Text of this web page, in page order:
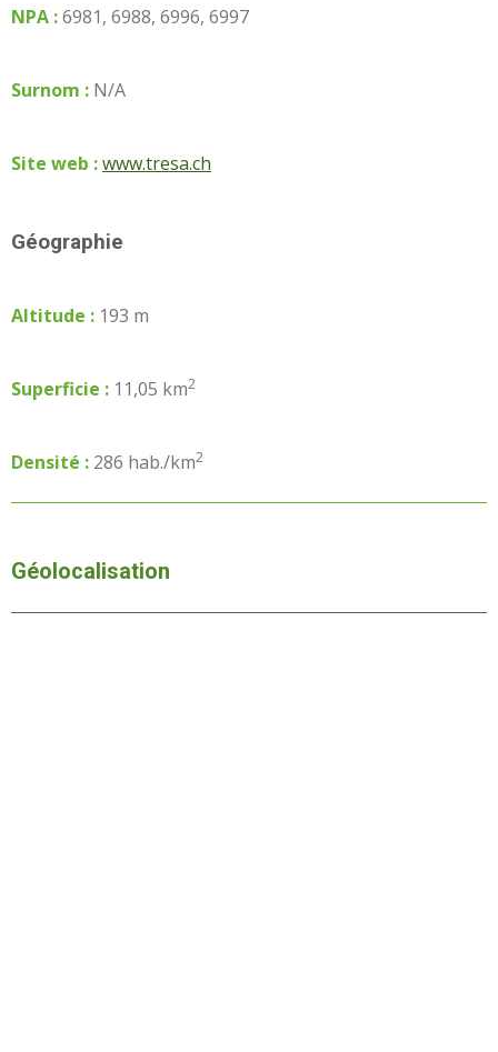
NPA :6981, 6988, 6996, 6997
Surnom : N/A
Site web :www.tresa.ch
Géographie
Altitude : 193 m
Superficie : 11,05 km2
Densité : 286 hab./km2
Géolocalisation